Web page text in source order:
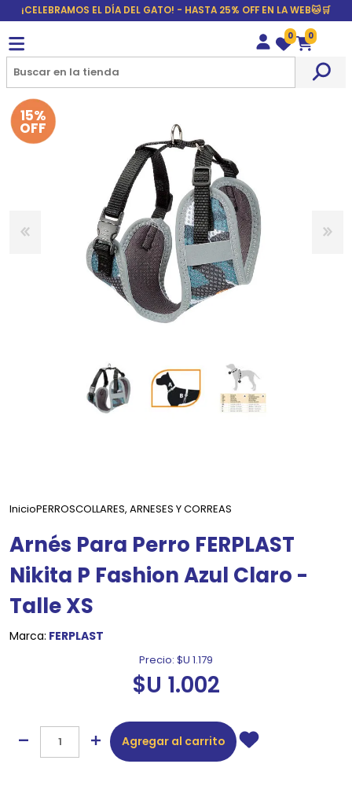
¡CELEBRAMOS EL DÍA DEL GATO! - HASTA 25% OFF EN LA WEB🐱🛒
Wishlist
0
Carrito
0
15%
OFF
InicioPERROSCOLLARES, ARNESES Y CORREAS
Arnés Para Perro FERPLAST
Nikita P Fashion Azul Claro -
Talle XS
Marca: FERPLAST
Precio: $U 1.179
$U 1.002
Agregar al carrito